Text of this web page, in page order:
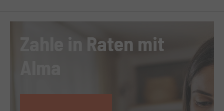
Zahle in Raten mit